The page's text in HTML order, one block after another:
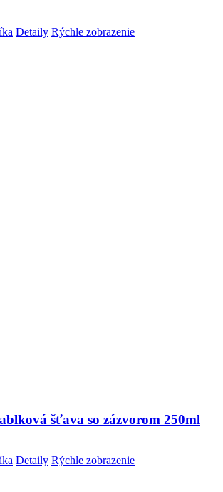
Detaily Rýchle zobrazenie
šťava so zázvorom 250ml
Detaily Rýchle zobrazenie